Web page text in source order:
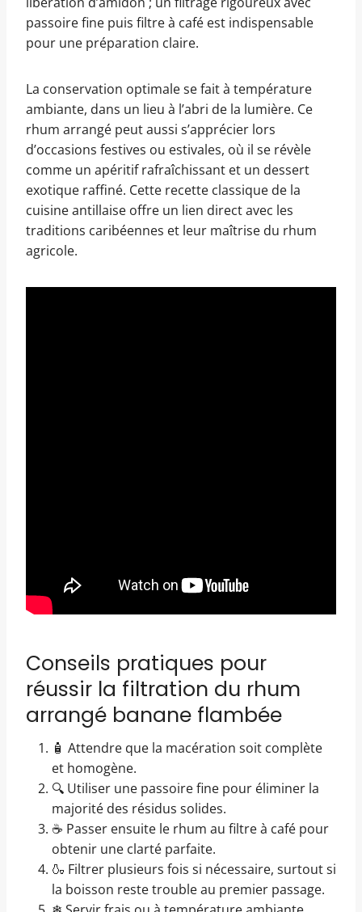
passoire fine puis filtre à café est indispensable
pour une préparation claire.
La conservation optimale se fait à température
ambiante, dans un lieu à l’abri de la lumière. Ce
rhum arrangé peut aussi s’apprécier lors
d’occasions festives ou estivales, où il se révèle
comme un apéritif rafraîchissant et un dessert
exotique raffiné. Cette recette classique de la
cuisine antillaise offre un lien direct avec les
traditions caribéennes et leur maîtrise du rhum
agricole.
Conseils pratiques pour
réussir la filtration du rhum
arrangé banane flambée
🧴 Attendre que la macération soit complète
et homogène.
🔍 Utiliser une passoire fine pour éliminer la
majorité des résidus solides.
☕ Passer ensuite le rhum au filtre à café pour
obtenir une clarté parfaite.
🍶 Filtrer plusieurs fois si nécessaire, surtout si
la boisson reste trouble au premier passage.